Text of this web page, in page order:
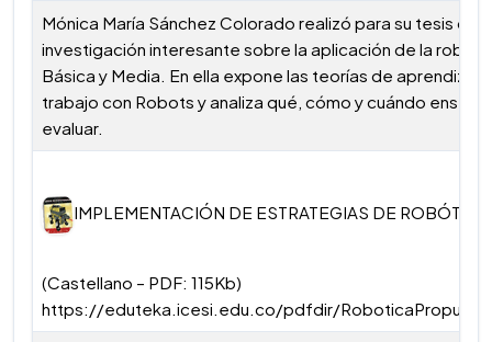
Mónica María Sánchez Colorado realizó para su tesis de
investigación interesante sobre la aplicación de la
Básica y Media. En ella expone las teorías de
trabajo con Robots y analiza qué, cómo y cuándo
evaluar.
IMPLEMENTACIÓN DE ESTRATEGIAS DE ROBÓTICA
(Castellano – PDF: 115Kb)
https://eduteka.icesi.edu.co/pdfdir/